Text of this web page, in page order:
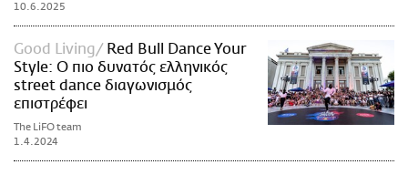
10.6.2025
Good Living
Red Bull Dance Your
Style: Ο πιο δυνατός ελληνικός
street dance διαγωνισμός
επιστρέφει
The LiFO team
1.4.2024